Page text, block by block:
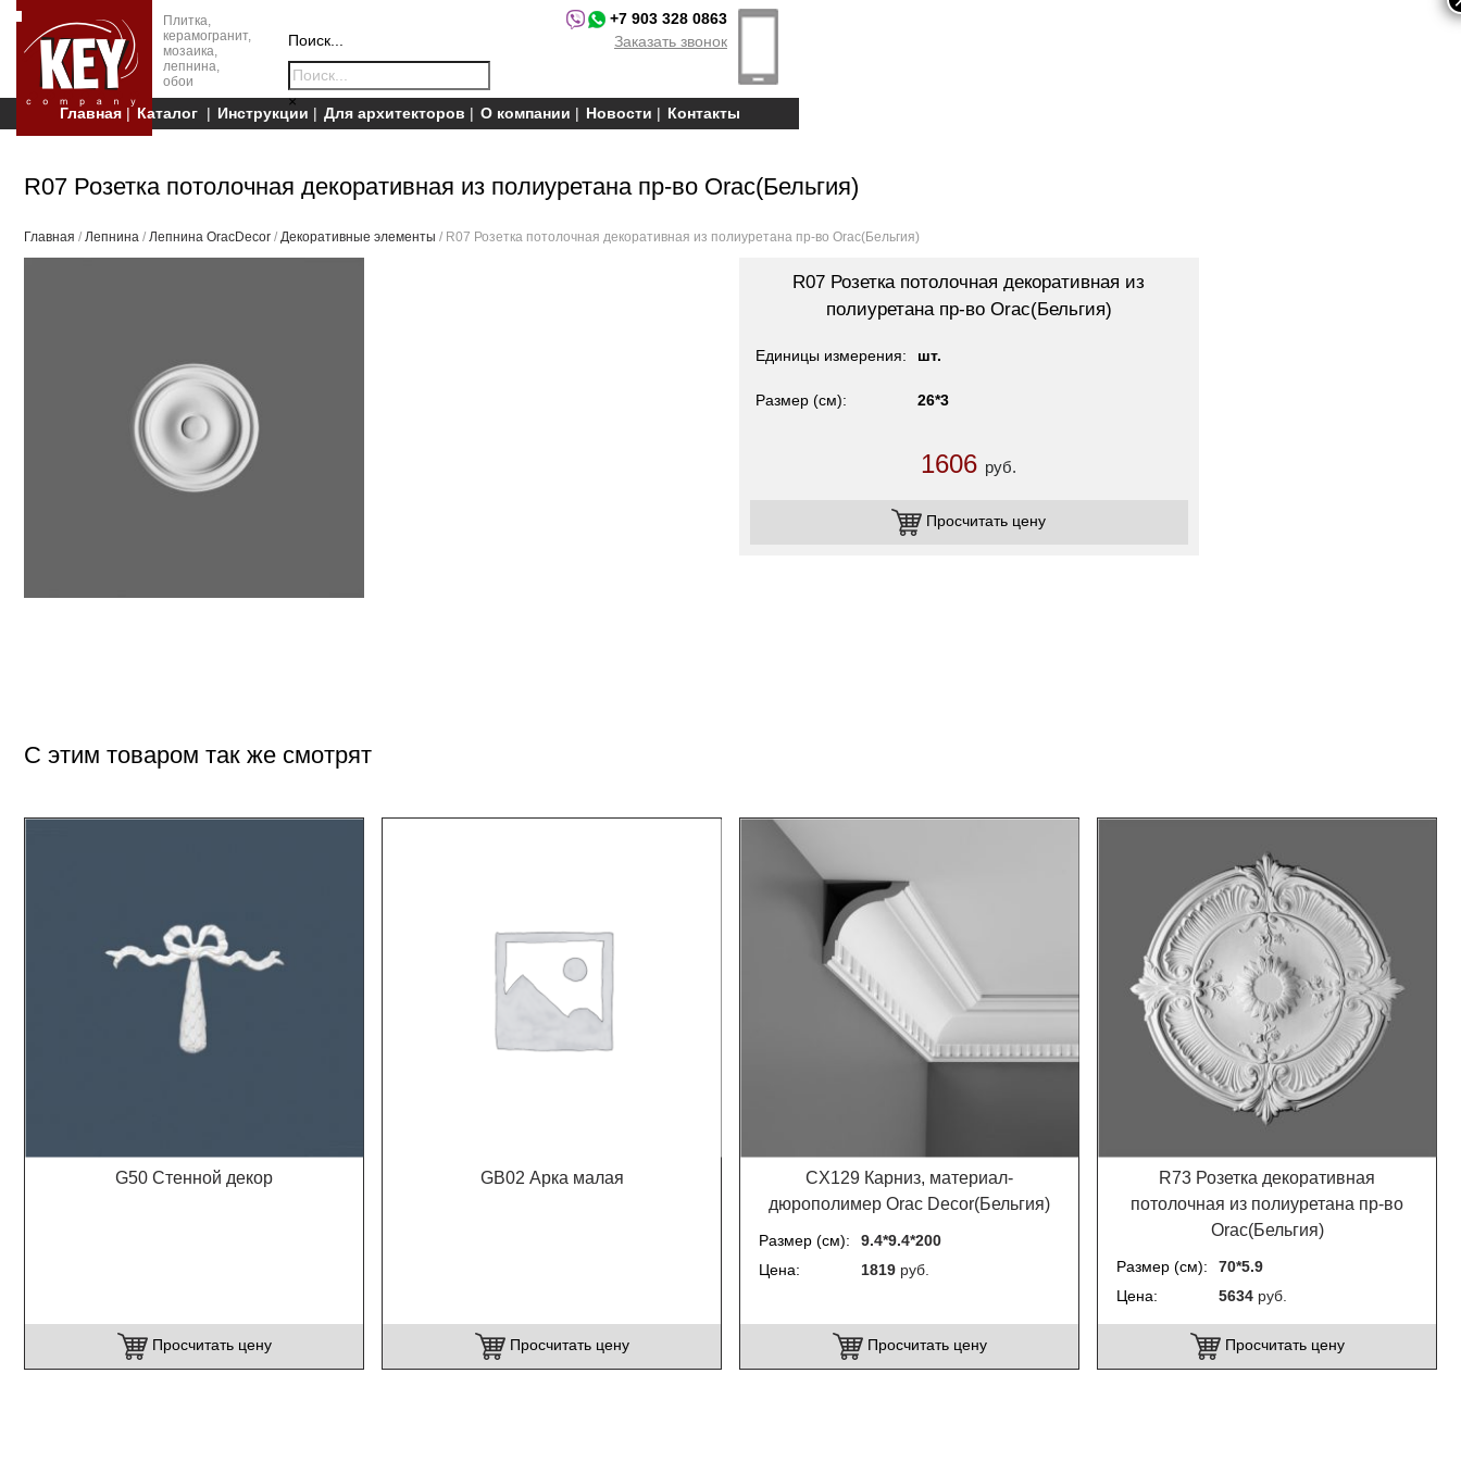
Плитка,
керамогранит,
мозаика,
лепнина,
обои
Поиск...
×
+7 903 328 0863
Заказать звонок
Главная Каталог Инструкции Для архитекторов О компании Новости Контакты
R07 Розетка потолочная декоративная из полиуретана пр-во Orac(Бельгия)
Главная / Лепнина / Лепнина OracDecor / Декоративные элементы / R07 Розетка потолочная декоративная из полиуретана пр-во Orac(Бельгия)
R07 Розетка потолочная декоративная из
полиуретана пр-во Orac(Бельгия)
Единицы измерения шт.
Размер (см) 26*3
1606 руб.
Просчитать цену
С этим товаром так же смотрят
G50 Стенной декор
Просчитать цену
GB02 Арка малая
Просчитать цену
CX129 Карниз, материал-
дюрополимер Orac Decor(Бельгия)
Размер (см)
9.4*9.4*200
Цена
1819 руб.
Просчитать цену
R73 Розетка декоративная
потолочная из полиуретана пр-во
Orac(Бельгия)
Размер (см)
70*5.9
Цена
5634 руб.
Просчитать цену